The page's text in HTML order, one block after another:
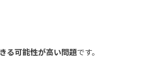
る可能性が高い問題です。